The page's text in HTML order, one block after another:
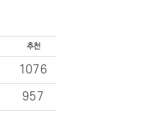
1076
957